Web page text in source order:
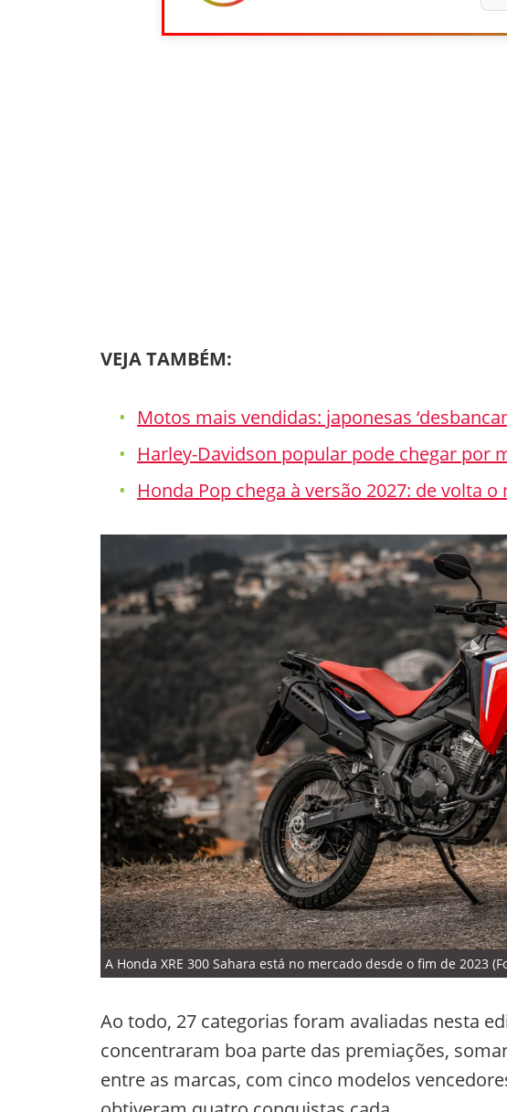
VEJA TAMBÉM:
Motos mais vendidas: japonesas
Harley-Davidson popular pode chegar por
Honda Pop chega à versão 2027: de volta
A Honda XRE 300 Sahara está no mercado desde o fim de 2023
Ao todo, 27 categorias foram avaliadas nesta
concentraram boa parte das premiações,
entre as marcas, com cinco modelos